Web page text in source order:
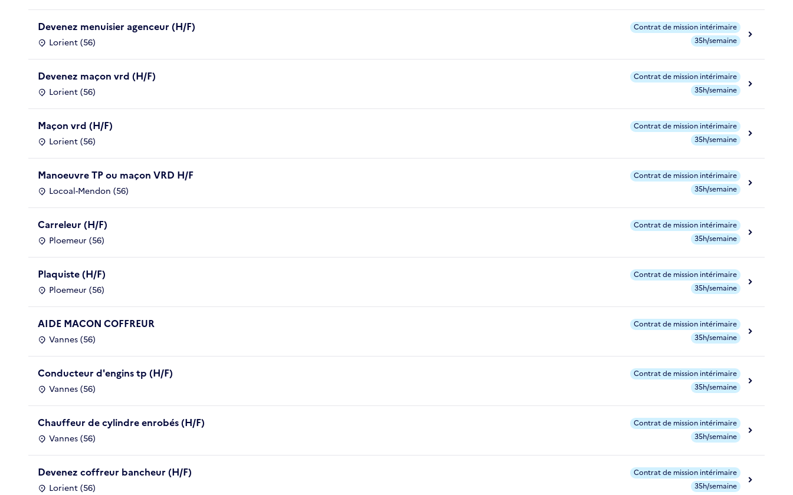
Devenez menuisier agenceur (H/F)
Lorient (56)
Contrat de mission intérimaire
35h/semaine
Devenez maçon vrd (H/F)
Lorient (56)
Contrat de mission intérimaire
35h/semaine
Maçon vrd (H/F)
Lorient (56)
Contrat de mission intérimaire
35h/semaine
Manoeuvre TP ou maçon VRD H/F
Locoal-Mendon (56)
Contrat de mission intérimaire
35h/semaine
Carreleur (H/F)
Ploemeur (56)
Contrat de mission intérimaire
35h/semaine
Plaquiste (H/F)
Ploemeur (56)
Contrat de mission intérimaire
35h/semaine
AIDE MACON COFFREUR
Vannes (56)
Contrat de mission intérimaire
35h/semaine
Conducteur d'engins tp (H/F)
Vannes (56)
Contrat de mission intérimaire
35h/semaine
Chauffeur de cylindre enrobés (H/F)
Vannes (56)
Contrat de mission intérimaire
35h/semaine
Devenez coffreur bancheur (H/F)
Lorient (56)
Contrat de mission intérimaire
35h/semaine